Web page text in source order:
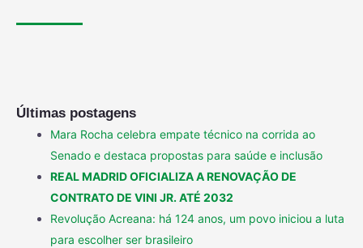
Últimas postagens
Mara Rocha celebra empate técnico na corrida ao
Senado e destaca propostas para saúde e inclusão
REAL MADRID OFICIALIZA A RENOVAÇÃO DE
CONTRATO DE VINI JR. ATÉ 2032
Revolução Acreana: há 124 anos, um povo iniciou a luta
para escolher ser brasileiro